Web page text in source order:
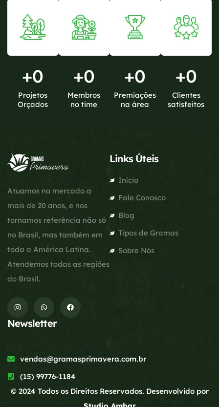
+0
Projetos
Orçados
+0
Membros
no time
+0
Premiações
na área
+0
Clientes
satisfeitos
Atuamos no mercado a
mais de 20 anos, e nos
tornamos referência não só
no Brasil, mas também em
toda a América Latina.
Atendemos todas as regiões
do Brasil.
Links Úteis
Início
Fale Conosco
Blog
Tipos de Gramas
Sobre Nós
Newsletter
vendas@gramasprimavera.com.br
(15) 99776-1184
© 2024 Todos os Direitos Reservados. Desenvolvido por